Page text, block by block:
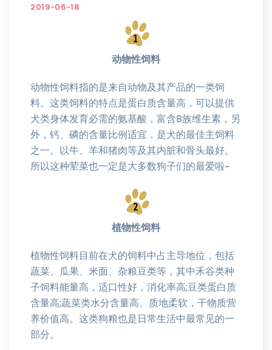
2019-06-18
动物性饲料
动物性饲料指的是来自动物及其产品的一类饲
料。这类饲料的特点是蛋白质含量高，可以提供
犬类身体发育必需的氨基酸，富含B族维生素，另
外，钙、磷的含量比例适宜，是犬的最佳主饲料
之一。以牛、羊和猪肉等及其内脏和骨头最好。
所以这种荤菜也一定是大多数狗子们的最爱啦~
植物性饲料
植物性饲料目前在犬的饲料中占主导地位，包括
蔬菜、瓜果、米面、杂粮豆类等，其中禾谷类种
子饲料能量高，适口性好，消化率高;豆类蛋白质
含量高;蔬菜类水分含量高、质地柔软，干物质营
养价值高。这类狗粮也是日常生活中最常见的一
部分。